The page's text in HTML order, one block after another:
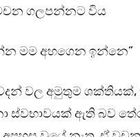
ගලපන්නට විය
මම අහගෙන ඉන්නෙ”
වල අමුතුම
ස්වභාවයක් ඇති බව